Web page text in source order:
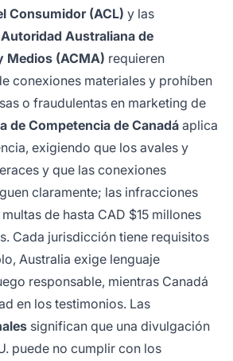
Consumidor (ACL) y las
Autoridad Australiana de
Medios (ACMA) requieren
conexiones materiales y prohíben
o fraudulentas en marketing de
de Competencia de Canadá aplica
exigiendo que los avales y
y que las conexiones
claramente; las infracciones
de hasta CAD $15 millones
Cada jurisdicción tiene requisitos
Australia exige lenguaje
responsable, mientras Canadá
en los testimonios. Las
significan que una divulgación
puede no cumplir con los